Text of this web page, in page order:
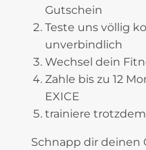
Gutschein
Teste uns völlig
unverbindlich
Wechsel dein
Zahle bis zu 12
EXICE
trainiere
Schnapp dir deinen